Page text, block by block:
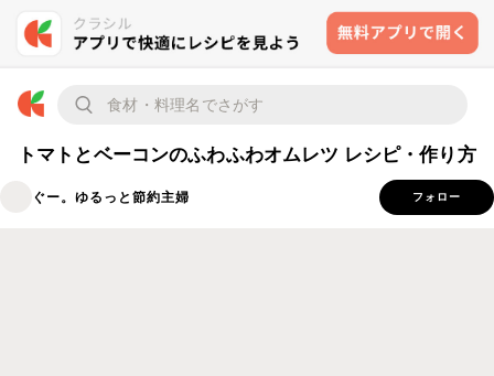
トマトとベーコンのふわふわオムレツ レシピ・作り方
ぐー。ゆるっと節約主婦 フォロー